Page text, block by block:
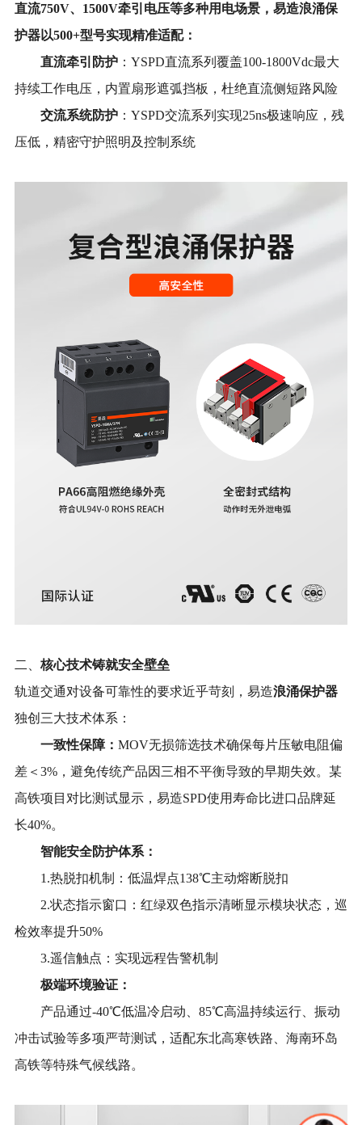
直流750V、 1500V牵引电压等多种用电场景，易造浪涌保
护器以500+型号实现精准适配：
直流牵引防护： YSPD直流系列 覆盖100-1800Vdc最大
持续工作电压，内置扇形遮弧挡板 ，杜绝直流侧短路风险
交流系统防护： YSPD交流系列实现25ns极速响应，残
压低，精密守护照明及控制系统
二、 核心技术铸就安全壁垒
轨道交通对设备可靠性的要求近乎苛刻，易造浪涌保护器
独创三大技术体系：
一致性保障： MOV无损筛选技术确保每片压敏电阻偏
差＜3%，避免传统产品因三相不平衡导致的早期失效。某
高铁项目对比测试显示，易造SPD使用寿命比进口品牌延
长40%。
智能安全防护体系：
1.热脱扣机制： 低温焊点138℃主动熔断脱扣
2.状态指示窗口 ：红绿双色指示清晰显示模块状态，巡
检效率提升50%
3.遥信触点 ： 实现远程告警机制
极端环境验证：
产品通过-40℃低温冷启动、85℃高温持续运行、振动
冲击试验等多项严苛测试，适配东北高寒铁路、海南环岛
高铁等特殊气候线路。